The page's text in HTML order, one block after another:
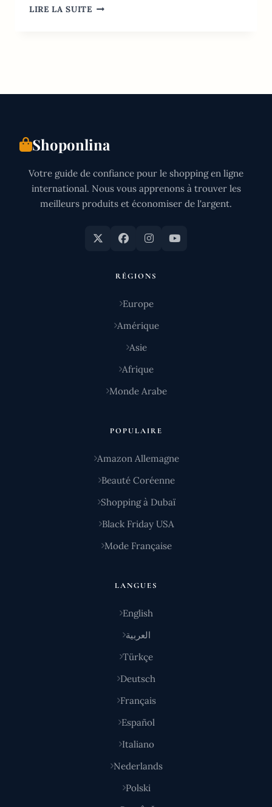
LIRE LA SUITELIVRAISON
FLEURISTES
Shoponlina
Votre guide de confiance pour le shopping en ligne
international. Nous vous apprenons à trouver les
meilleurs produits et économiser de l'argent.
RÉGIONS
Europe
Amérique
Asie
Afrique
Monde Arabe
POPULAIRE
Amazon Allemagne
Beauté Coréenne
Shopping à Dubaï
Black Friday USA
Mode Française
LANGUES
English
العربية
Türkçe
Deutsch
Français
Español
Italiano
Nederlands
Polski